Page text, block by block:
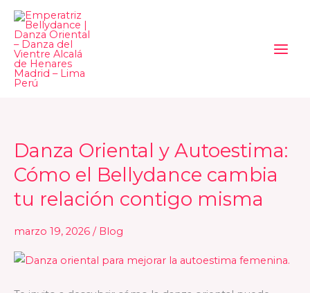
contenido
Danza Oriental y Autoestima:
Cómo el Bellydance cambia
tu relación contigo misma
marzo 19, 2026 / Blog
Danza
Oriental
y
Autoestima:
Bellydance